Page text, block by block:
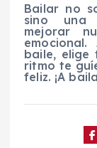
Bailar no
sino una
mejorar
baile, elige
ritmo te
feliz. ¡A